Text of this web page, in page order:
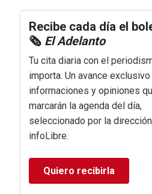
Recibe cada día el
🗞️ El Adelanto
Tu cita diaria con el
importa. Un avance
informaciones y opiniones
marcarán la agenda del día,
seleccionado por la
infoLibre.
Quiero recibirla